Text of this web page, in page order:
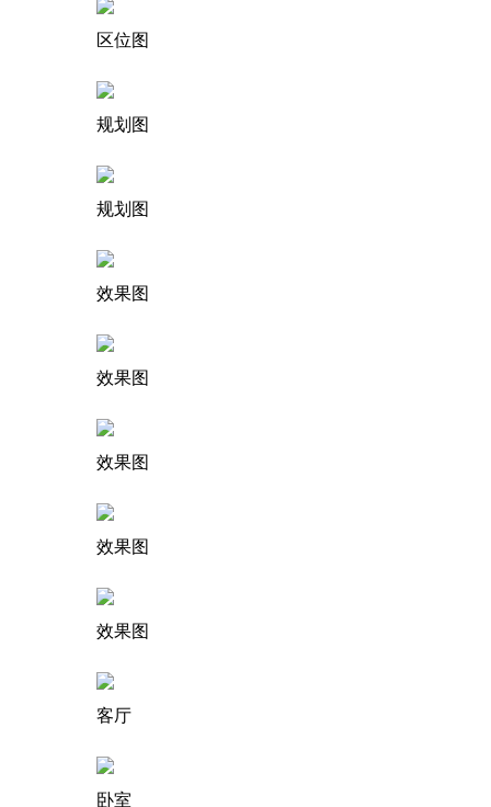
区位图
规划图
规划图
效果图
效果图
效果图
效果图
效果图
客厅
卧室